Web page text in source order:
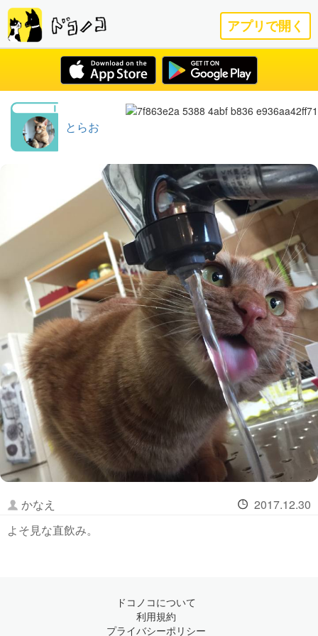
アプリで開く
とらお
かなえ
2017.12.30
よそ見な直飲み。
ドコノコについて
利用規約
プライバシーポリシー